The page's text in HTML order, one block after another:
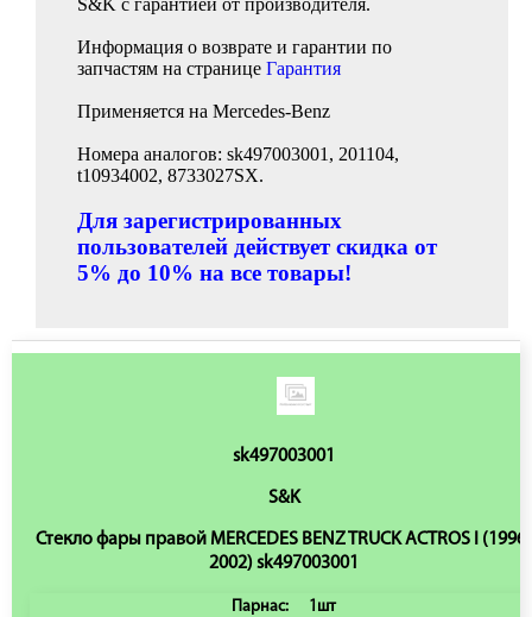
S&K с гарантией от производителя.
Информация о возврате и гарантии по
запчастям на странице Гарантия
Применяется на Mercedes-Benz
Номера аналогов: sk497003001, 201104,
t10934002, 8733027SX.
Для зарегистрированных
пользователей действует скидка от
5% до 10% на все товары!
sk497003001
S&K
Стекло фары правой MERCEDES BENZ TRUCK ACTROS I (1996-
2002) sk497003001
Парнас: 1шт